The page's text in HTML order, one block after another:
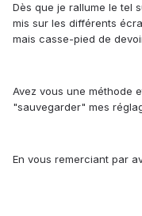
Dès que je rallume le tel
mis sur les différents
mais casse-pied de
Avez vous une méthode
"sauvegarder" mes
En vous remerciant par